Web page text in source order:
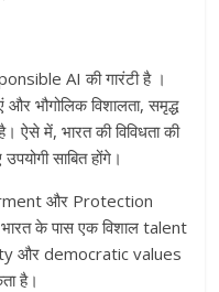
AI की गारंटी है ।
और भौगोलिक विशालता, समृद्ध
ऐसे में, भारत की विविधता की
साबित होंगे।
और Protection
भारत के पास एक विशाल talent
और democratic values
है।